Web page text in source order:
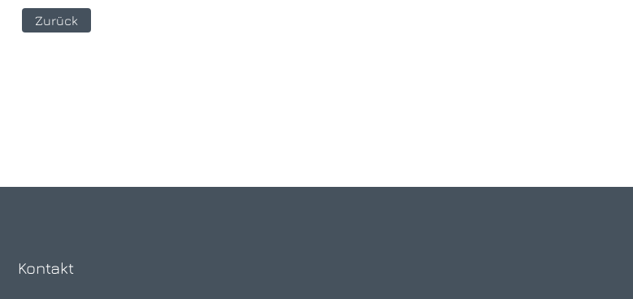
Zurück
Kontakt